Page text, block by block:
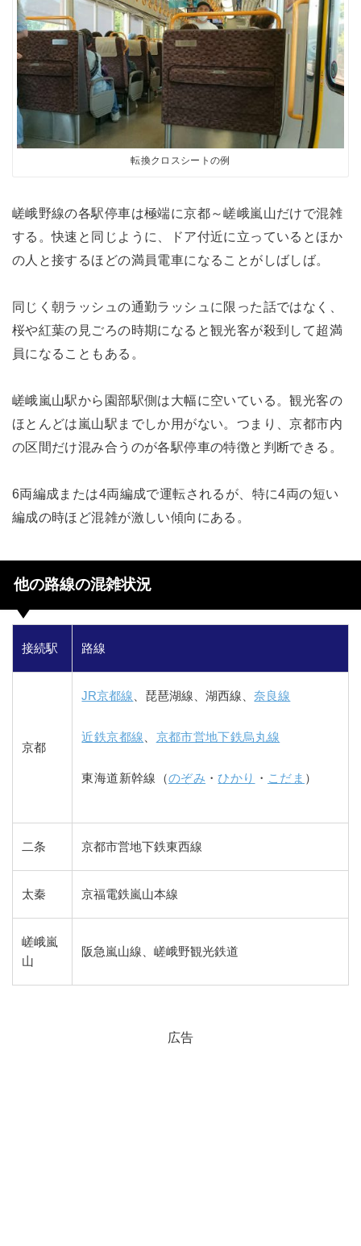
転換クロスシートの例
嵯峨野線の各駅停車は極端に京都～嵯峨嵐山だけで混雑
する。快速と同じように、ドア付近に立っているとほか
の人と接するほどの満員電車になることがしばしば。
同じく朝ラッシュの通勤ラッシュに限った話ではなく、
桜や紅葉の見ごろの時期になると観光客が殺到して超満
員になることもある。
嵯峨嵐山駅から園部駅側は大幅に空いている。観光客の
ほとんどは嵐山駅までしか用がない。つまり、京都市内
の区間だけ混み合うのが各駅停車の特徴と判断できる。
6両編成または4両編成で運転されるが、特に4両の短い
編成の時ほど混雑が激しい傾向にある。
他の路線の混雑状況
接続駅 路線
京都
JR京都線、琵琶湖線、湖西線、奈良線
近鉄京都線 京都市営地下鉄烏丸線
東海道新幹線（のぞみ ・ひかり ・ こだま ）
二条 京都市営地下鉄東西線
太秦 京福電鉄嵐山本線
嵯峨嵐
山
阪急嵐山線、嵯峨野観光鉄道
広告